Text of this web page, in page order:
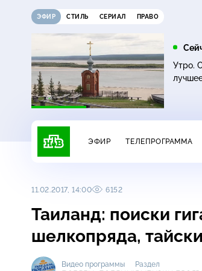
ЭФИР СТИЛЬ СЕРИАЛ ПРАВО
Утро.
Неизвестная Россия12+
22:00
ЭФИР ТЕЛЕПРОГРАММА
11.02.2017, 14:00 6152
Таиланд: поиски
шелкопряда,
Видео программы
Раздел